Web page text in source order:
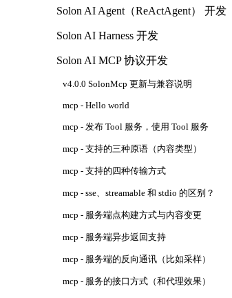
Solon AI Agent（ReActAgent） 开发
Solon AI Harness 开发
Solon AI MCP 协议开发
v4.0.0 SolonMcp 更新与兼容说明
mcp - Hello world
mcp - 发布 Tool 服务，使用 Tool 服务
mcp - 支持的三种原语（内容类型）
mcp - 支持的四种传输方式
mcp - sse、streamable 和 stdio 的区别？
mcp - 服务端点构建方式与内容变更
mcp - 服务端异步返回支持
mcp - 服务端的反向通讯（比如采样）
mcp - 服务的接口方式（和代理效果）